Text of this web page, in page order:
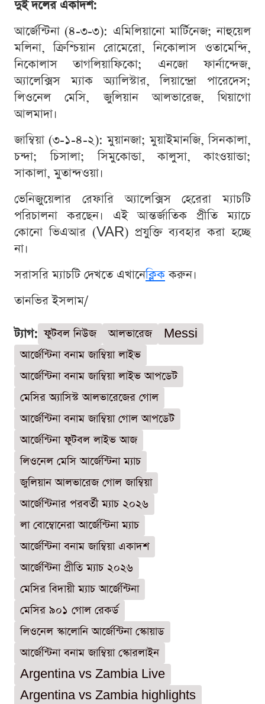
দুই দলের একাদশ:
আর্জেন্টিনা (৪-৩-৩): এমিলিয়ানো মার্টিনেজ; নাহুয়েল
মলিনা, ক্রিশ্চিয়ান রোমেরো, নিকোলাস ওতামেন্দি,
নিকোলাস তাগলিয়াফিকো; এনজো ফার্নান্দেজ,
অ্যালেক্সিস ম্যাক অ্যালিস্টার, লিয়ান্দ্রো পারেদেস;
লিওনেল মেসি, জুলিয়ান আলভারেজ, থিয়াগো
আলমাদা।
জাম্বিয়া (৩-১-৪-২): মুয়ানজা; মুয়াইমানজি, সিনকালা,
চন্দা; চিসালা; সিমুকোন্ডা, কালুসা, কাংওয়ান্ডা;
সাকালা, মুতান্দওয়া।
ভেনিজুয়েলার রেফারি অ্যালেক্সিস হেরেরা ম্যাচটি
পরিচালনা করছেন। এই আন্তর্জাতিক প্রীতি ম্যাচে
কোনো ভিএআর (VAR) প্রযুক্তি ব্যবহার করা হচ্ছে
না।
সরাসরি ম্যাচটি দেখতে এখানেক্লিককরুন।
তানভির ইসলাম/
ট্যাগ: ফুটবল নিউজ আলভারেজ
Messi
আর্জেন্টিনা বনাম জাম্বিয়া লাইভ
আর্জেন্টিনা বনাম জাম্বিয়া লাইভ আপডেট
মেসির অ্যাসিস্ট আলভারেজের গোল
আর্জেন্টিনা বনাম জাম্বিয়া গোল আপডেট
আর্জেন্টিনা ফুটবল লাইভ আজ
লিওনেল মেসি আর্জেন্টিনা ম্যাচ
জুলিয়ান আলভারেজ গোল জাম্বিয়া
আর্জেন্টিনার পরবর্তী ম্যাচ ২০২৬
লা বোম্বোনেরা আর্জেন্টিনা ম্যাচ
আর্জেন্টিনা বনাম জাম্বিয়া একাদশ
আর্জেন্টিনা প্রীতি ম্যাচ ২০২৬
মেসির বিদায়ী ম্যাচ আর্জেন্টিনা
মেসির ৯০১ গোল রেকর্ড
লিওনেল স্কালোনি আর্জেন্টিনা স্কোয়াড
আর্জেন্টিনা বনাম জাম্বিয়া স্কোরলাইন
Argentina vs Zambia Live
Argentina vs Zambia highlights